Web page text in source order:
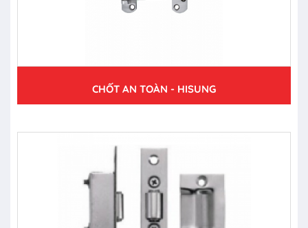
CHỐT AN TOÀN - HISUNG